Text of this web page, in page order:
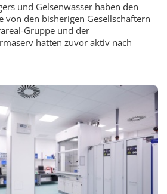
und Gelsenwasser haben den
von den bisherigen Gesellschaftern
Gruppe und der
hatten zuvor aktiv nach